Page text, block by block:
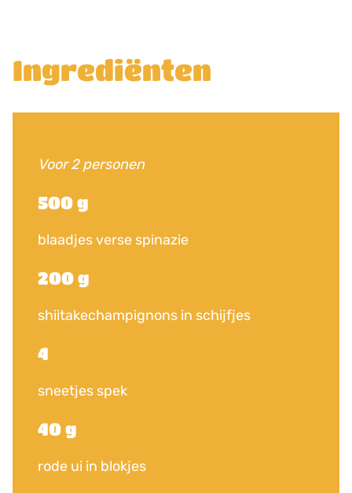
Ingrediënten
Voor 2 personen
500 g
blaadjes verse spinazie
200 g
shiitakechampignons in schijfjes
4
sneetjes spek
40 g
rode ui in blokjes